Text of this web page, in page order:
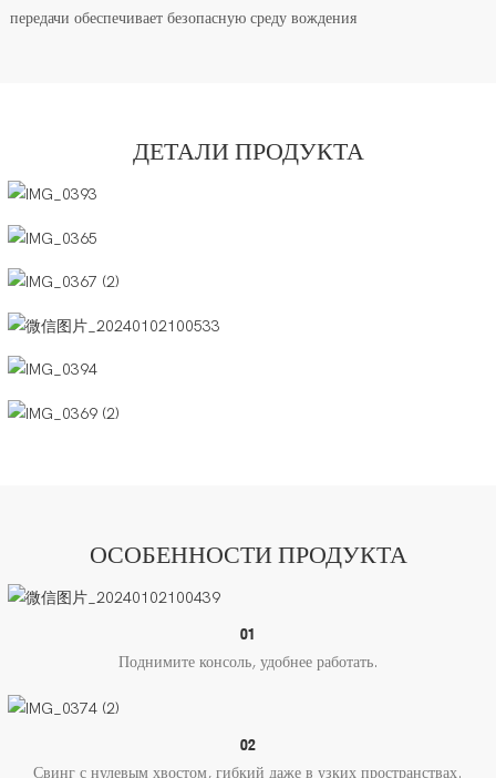
передачи обеспечивает безопасную среду вождения
ДЕТАЛИ ПРОДУКТА
ОСОБЕННОСТИ ПРОДУКТА
01
Поднимите консоль, удобнее работать.
02
Свинг с нулевым хвостом, гибкий даже в узких пространствах.